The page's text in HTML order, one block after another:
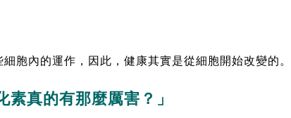
胞內的運作，因此，健康其實是從細胞開始改變的。
素真的有那麼厲害？」